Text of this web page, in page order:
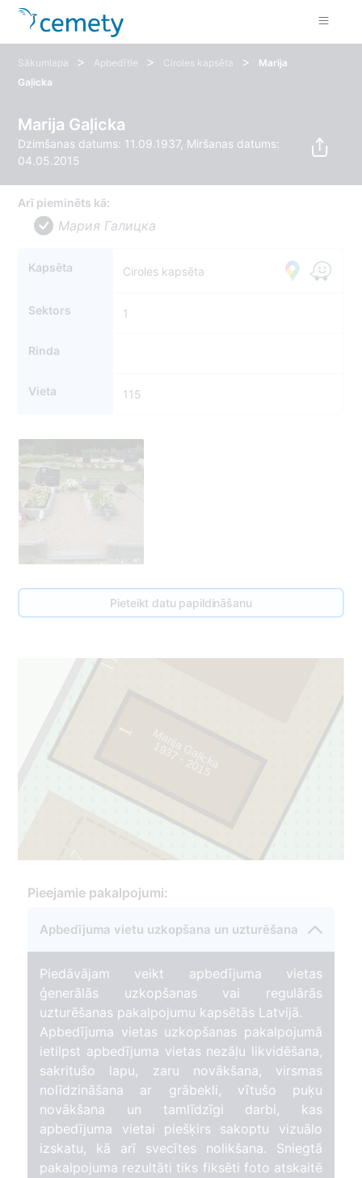
Sākumlapa > Apbedītie > Ciroles kapsēta >
Marija
Gaļicka
Marija Gaļicka
Dzimšanas datums: 11.09.1937, Miršanas datums:
04.05.2015
Arī pieminēts kā:
Мария Галицка
Kapsēta Ciroles kapsēta
Sektors 1
Rinda
Vieta 115
Pieteikt datu papildināšanu
115
7
1 Marija Gaļicka
1
937-201
5
Pieejamie pakalpojumi:
Apbedījuma vietu uzkopšana un uzturēšana
Piedāvājam veikt apbedījuma vietas
ģenerālās uzkopšanas vai regulārās
uzturēšanas pakalpojumu kapsētās Latvijā.
Apbedījuma vietas uzkopšanas pakalpojumā
ietilpst apbedījuma vietas nezāļu likvidēšana,
sakritušo lapu, zaru novākšana, virsmas
nolīdzināšana ar grābekli, vītušo puķu
novākšana un tamlīdzīgi darbi, kas
apbedījuma vietai piešķirs sakoptu vizuālo
izskatu, kā arī svecītes nolikšana. Sniegtā
pakalpojuma rezultāti tiks fiksēti foto atskaitē